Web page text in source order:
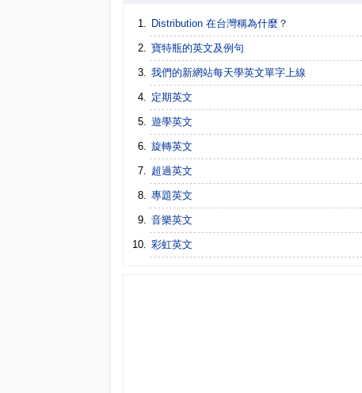
Distribution 在台灣稱為什麼？
寶特瓶的英文及例句
我們的新網站每天學英文單字上線
定期英文
遊學英文
旋轉英文
超過英文
專題英文
音樂英文
彩虹英文